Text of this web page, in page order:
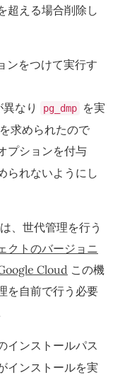
超える場合削除し
ンをつけて実行す
なり
pg_dmp
を実
求められたので
プションを付与
られないようにし
、世代管理を行う
クトのバージョニ
Cloud この機
を自前で行う必要
インストールパス
インストールを実